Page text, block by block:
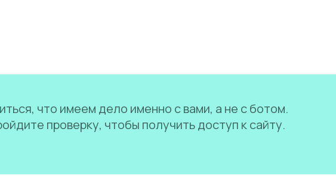
что имеем дело именно с вами, а не с ботом.
проверку, чтобы получить доступ к сайту.